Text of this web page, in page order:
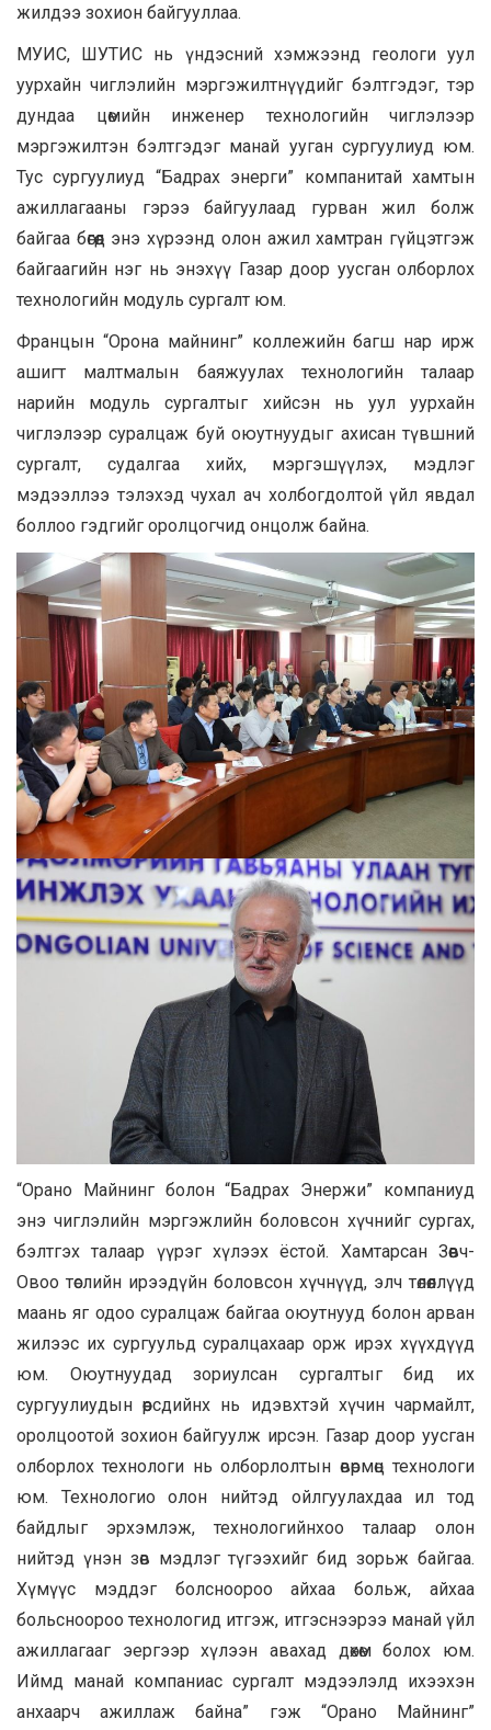
жилдээ зохион байгууллаа.
МУИС, ШУТИС нь үндэсний хэмжээнд геологи уул
уурхайн чиглэлийн мэргэжилтнүүдийг бэлтгэдэг, тэр
дундаа цөмийн инженер технологийн чиглэлээр
мэргэжилтэн бэлтгэдэг манай ууган сургуулиуд юм.
Тус сургуулиуд “Бадрах энерги” компанитай хамтын
ажиллагааны гэрээ байгуулаад гурван жил болж
байгаа бөгөөд энэ хүрээнд олон ажил хамтран гүйцэтгэж
байгаагийн нэг нь энэхүү Газар доор уусган олборлох
технологийн модуль сургалт юм.
Францын “Орона майнинг” коллежийн багш нар ирж
ашигт малтмалын баяжуулах технологийн талаар
нарийн модуль сургалтыг хийсэн нь уул уурхайн
чиглэлээр суралцаж буй оюутнуудыг ахисан түвшний
сургалт, судалгаа хийх, мэргэшүүлэх, мэдлэг
мэдээллээ тэлэхэд чухал ач холбогдолтой үйл явдал
боллоо гэдгийг оролцогчид онцолж байна.
“Орано Майнинг болон “Бадрах Энержи” компаниуд
энэ чиглэлийн мэргэжлийн боловсон хүчнийг сургах,
бэлтгэх талаар үүрэг хүлээх ёстой. Хамтарсан Зөөвч-
Овоо төслийн ирээдүйн боловсон хүчнүүд, элч төлөөллүүд
маань яг одоо суралцаж байгаа оюутнууд болон арван
жилээс их сургуульд суралцахаар орж ирэх хүүхдүүд
юм. Оюутнуудад зориулсан сургалтыг бид их
сургуулиудын өөрсдийнх нь идэвхтэй хүчин чармайлт,
оролцоотой зохион байгуулж ирсэн. Газар доор уусган
олборлох технологи нь олборлолтын өвөрмөц технологи
юм. Технологио олон нийтэд ойлгуулахдаа ил тод
байдлыг эрхэмлэж, технологийнхоо талаар олон
нийтэд үнэн зөв мэдлэг түгээхийг бид зорьж байгаа.
Хүмүүс мэддэг болсноороо айхаа больж, айхаа
больсноороо технологид итгэж, итгэснээрээ манай үйл
ажиллагааг эергээр хүлээн авахад дөхөм болох юм.
Иймд манай компаниас сургалт мэдээлэлд ихээхэн
анхаарч ажиллаж байна” гэж “Орано Майнинг”